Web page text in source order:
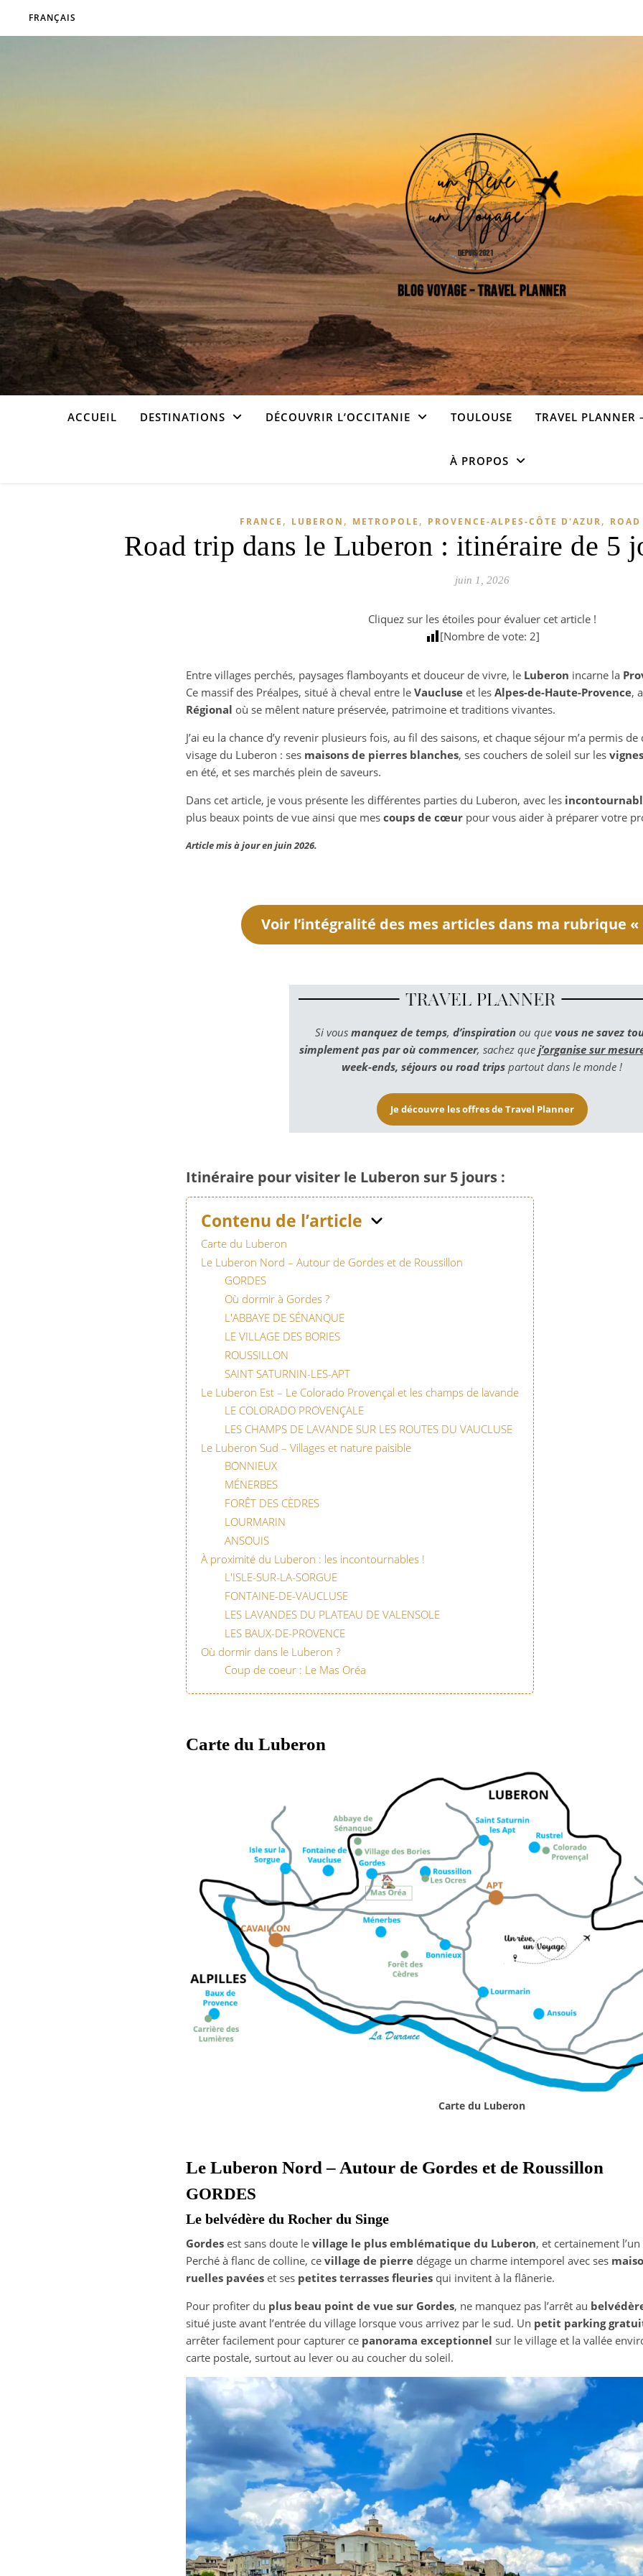
FRANÇAIS
ACCUEIL DESTINATIONS DÉCOUVRIR L’OCCITANIE TOULOUSE TRAVEL PLANNER
À PROPOS
FRANCE , LUBERON , METROPOLE , PROVENCE-ALPES-CÔTE D'AZUR,
Road trip dans le Luberon : itinéraire de 5
juin 1, 2026
Cliquez sur les étoiles pour évaluer cet article !
[Nombre de vote: 2]
Entre villages perchés, paysages flamboyants et douceur de vivre, le Luberon incarne la
Ce massif des Préalpes, situé à cheval entre le Vaucluseet les Alpes-de-Haute-Provence,
Régional où se mêlent nature préservée, patrimoine et traditions vivantes.
J’ai eu la chance d’y revenir plusieurs fois, au fil des saisons, et chaque séjour m’a permis
visage du Luberon : ses maisons de pierres blanches, ses couchers de soleil sur les vignes
en été, et ses marchés plein de saveurs.
Dans cet article, je vous présente les différentes parties du Luberon, avec les
plus beaux points de vue ainsi que mes coups de cœurpour vous aider à préparer votre
Article mis à jour en juin 2026.
Voir l’intégralité des mes articles dans ma rubrique «
Si vousmanquez de temps,d’inspirationou quevous ne savez
simplement pas par où commencer, sachez que j’organise sur
week-ends, séjours ou road trips partout dans le monde !
Je découvre les offres de Travel Planner
Itinéraire pour visiter le Luberon sur 5 jours :
Contenu de l’article
Carte du Luberon
Le Luberon Nord – Autour de Gordes et de Roussillon
GORDES
Où dormir à Gordes ?
L'ABBAYE DE SÉNANQUE
LE VILLAGE DES BORIES
ROUSSILLON
SAINT SATURNIN-LES-APT
Le Luberon Est – Le Colorado Provençal et les champs de lavande
LE COLORADO PROVENÇALE
LES CHAMPS DE LAVANDE SUR LES ROUTES DU VAUCLUSE
Le Luberon Sud – Villages et nature paisible
BONNIEUX
MÉNERBES
FORÊT DES CÈDRES
LOURMARIN
ANSOUIS
À proximité du Luberon : les incontournables !
L'ISLE-SUR-LA-SORGUE
FONTAINE-DE-VAUCLUSE
LES LAVANDES DU PLATEAU DE VALENSOLE
LES BAUX-DE-PROVENCE
Où dormir dans le Luberon ?
Coup de coeur : Le Mas Oréa
Carte du Luberon
Carte du Luberon
Le Luberon Nord – Autour de Gordes et de Roussillon
GORDES
Le belvédère du Rocher du Singe
Gordesest sans doute le village le plus emblématique du Luberon, et certainement
Perché à flanc de colline, ce village de pierredégage un charme intemporel avec ses
ruelles pavéeset ses petites terrasses fleuriesqui invitent à la flânerie.
Pour profiter du plus beau point de vue sur Gordes, ne manquez pas l’arrêt au
situé juste avant l’entrée du village lorsque vous arrivez par le sud. Un petit parking
arrêter facilement pour capturer ce panorama exceptionnel sur le village et la vallée
carte postale, surtout au lever ou au coucher du soleil.